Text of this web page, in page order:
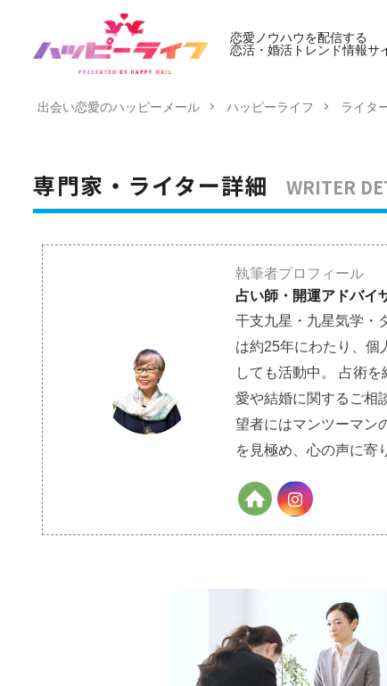
恋愛ノウハウを配信する
恋活・婚活トレンド情報サ
出会い恋愛のハッピーメール ハッピーライフ ライタ
専門家・ライター詳細 WRITER
執筆者プロフィール
占い師・開運アドバイ
干支九星・九星気学・
は約25年にわたり、個
しても活動中。 占術
愛や結婚に関するご相
望者にはマンツーマン
を見極め、心の声に寄